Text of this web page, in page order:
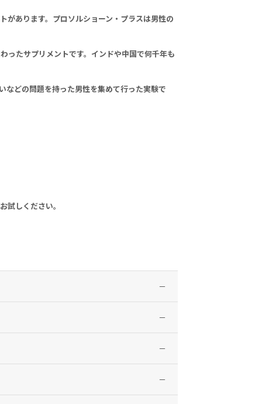
があります。プロソルショーン・プラスは男性の
ったサプリメントです。インドや中国で何千年も
どの問題を持った男性を集めて行った実験で
しください。